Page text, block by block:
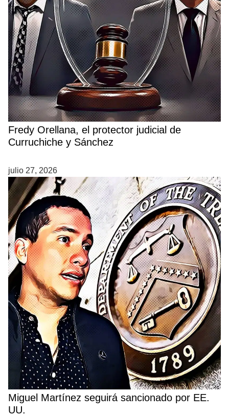
Fredy Orellana, el protector judicial de
Curruchiche y Sánchez
julio 27, 2026
Miguel Martínez seguirá sancionado por EE.
UU.